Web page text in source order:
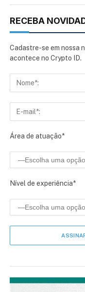
RECEBA
Cadastre-se em nossa
acontece no Crypto ID.
Área de atuação*
Nível de experiência*